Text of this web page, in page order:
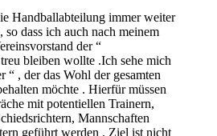
Handballabteilung immer weiter
so dass ich auch nach meinem
der “
bleiben wollte .Ich sehe mich
“ , der das Wohl der gesamten
möchte . Hierfür müssen
mit potentiellen Trainern,
Mannschaften
geführt werden . Ziel ist nicht